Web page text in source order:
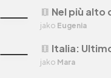
theaters Nel più alto
jako Eugenia
theaters Italia:
jako Mara